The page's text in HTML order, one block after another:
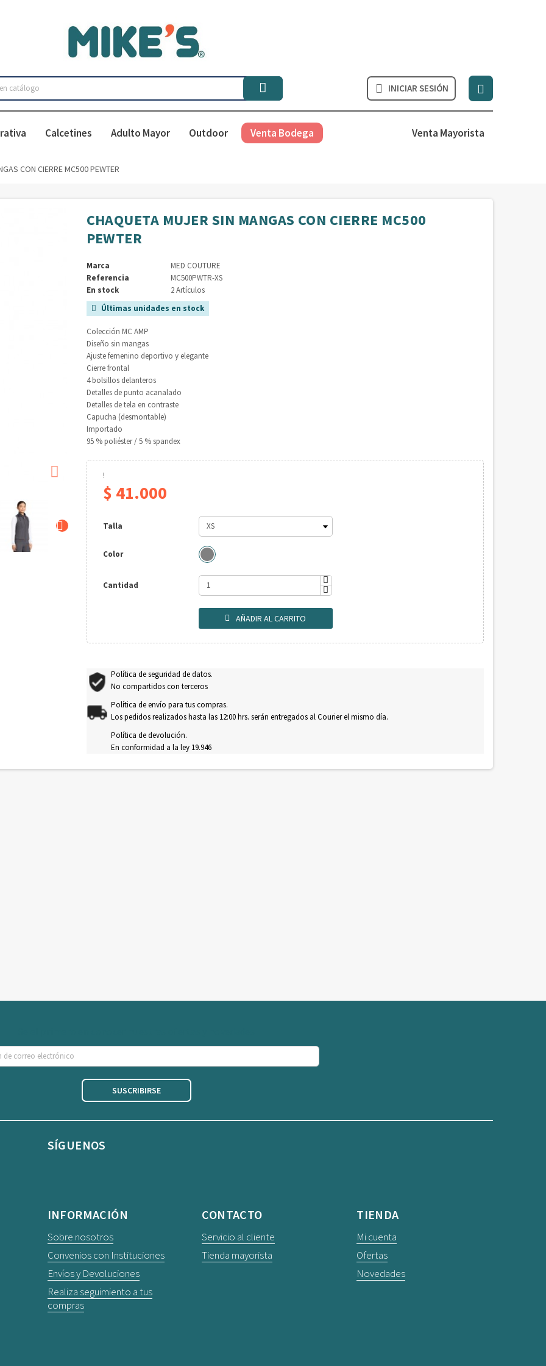
  INICIAR SESIÓN 
Calcetines Adulto Mayor Outdoor Venta Bodega Venta Mayorista
CON CIERRE MC500 PEWTER


CHAQUETA MUJER SIN MANGAS CON CIERRE MC500
PEWTER
Marca
MED COUTURE
Referencia
MC500PWTR-XS
En stock
2 Artículos
 Últimas unidades en stock
Colección MC AMP
Diseño sin mangas
Ajuste femenino deportivo y elegante
Cierre frontal
4 bolsillos delanteros
Detalles de punto acanalado
Detalles de tela en contraste
Capucha (desmontable)
Importado
95 % poliéster / 5 % spandex
!
$ 41.000
Talla
Color
Cantidad
 AÑADIR AL CARRITO
Política de seguridad de datos.
No compartidos con terceros
Política de envío para tus compras.
Los pedidos realizados hasta las 12:00 hrs. serán entregados al Courier el mismo día.
Política de devolución.
En conformidad a la ley 19.946
SUSCRIBIRSE
SÍGUENOS
INFORMACIÓN
Sobre nosotros
Convenios con Instituciones
Envíos y Devoluciones
Realiza seguimiento a tus
compras
CONTACTO
Servicio al cliente
Tienda mayorista
TIENDA
Mi cuenta
Ofertas
Novedades